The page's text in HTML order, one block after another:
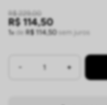
R$ 229,00
R$ 114,50
1 de R$ 114, 50 sem juros